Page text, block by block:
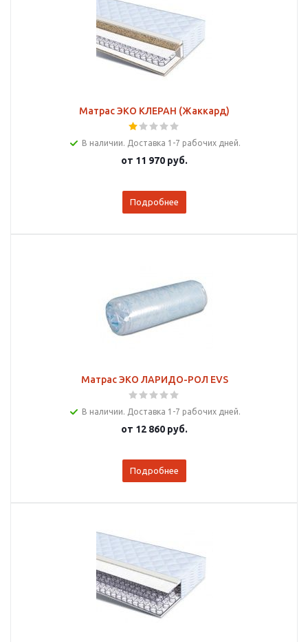
Матрас ЭКО КЛЕРАН (Жаккард)
В наличии. Доставка 1-7 рабочих дней.
от 11 970 руб.
Подробнее
Матрас ЭКО ЛАРИДО-РОЛ EVS
В наличии. Доставка 1-7 рабочих дней.
от 12 860 руб.
Подробнее